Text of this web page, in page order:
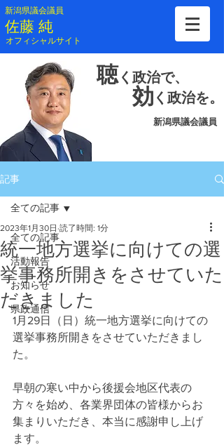
新潟県議会議員
​佐藤 純
​オフィシャルサイト
聴 く 政治で、
効 く 政治を。
新潟県議会議員
記事
全ての記事
活動報告
お知らせ
県政通信
全ての記事
統一地方選挙に向けての選
挙事務所開きをさせていた
だきました
2023年1月30日 読了時間: 1分
1月29日（日）統一地方選挙に向けての
選挙事務所開きをさせていただきまし
た。
早朝の寒い中から後援会地区代表の
方々を始め、各業界団体の皆様からお
集まりいただき、本当に感謝申し上げ
ます。